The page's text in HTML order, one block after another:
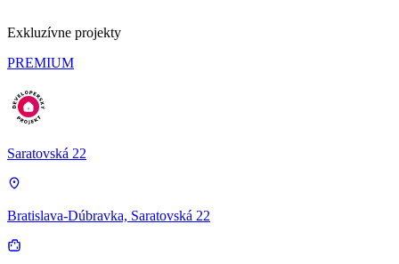
Exkluzívne projekty
PREMIUM
Saratovská 22
Bratislava-Dúbravka, Saratovská 22